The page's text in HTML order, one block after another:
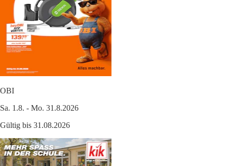
OBI
Sa. 1.8. - Mo. 31.8.2026
Gültig bis 31.08.2026